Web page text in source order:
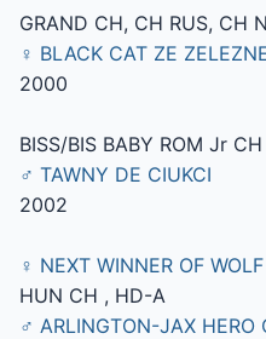
GRAND CH, CH RUS, CH
♀ BLACK CAT ZE
2000
BISS/BIS BABY ROM Jr CH
♂ TAWNY DE CIUKCI
2002
♀ NEXT WINNER OF
HUN CH , HD-A
♂ ARLINGTON-JAX HERO